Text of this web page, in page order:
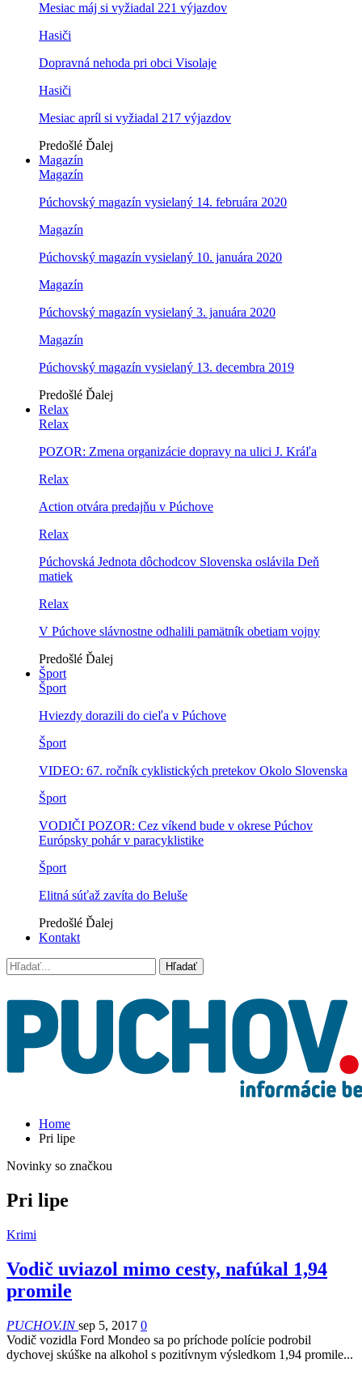
Mesiac máj si vyžiadal 221 výjazdov
Hasiči
Dopravná nehoda pri obci Visolaje
Hasiči
Mesiac apríl si vyžiadal 217 výjazdov
Predošlé Ďalej
Magazín
Magazín
Púchovský magazín vysielaný 14. februára 2020
Magazín
Púchovský magazín vysielaný 10. januára 2020
Magazín
Púchovský magazín vysielaný 3. januára 2020
Magazín
Púchovský magazín vysielaný 13. decembra 2019
Predošlé Ďalej
Relax
Relax
POZOR: Zmena organizácie dopravy na ulici J. Kráľa
Relax
Action otvára predajňu v Púchove
Relax
Púchovská Jednota dôchodcov Slovenska oslávila Deň
matiek
Relax
V Púchove slávnostne odhalili pamätník obetiam vojny
Predošlé Ďalej
Šport
Šport
Hviezdy dorazili do cieľa v Púchove
Šport
VIDEO: 67. ročník cyklistických pretekov Okolo Slovenska
Šport
VODIČI POZOR: Cez víkend bude v okrese Púchov
Európsky pohár v paracyklistike
Šport
Elitná súťaž zavíta do Beluše
Predošlé Ďalej
Kontakt
Home
Pri lipe
Novinky so značkou
Pri lipe
Krimi
Vodič uviazol mimo cesty, nafúkal 1,94
promile
PUCHOV.INsep 5, 2017 0
Vodič vozidla Ford Mondeo sa po príchode polície podrobil
dychovej skúške na alkohol s pozitívnym výsledkom 1,94 promile...